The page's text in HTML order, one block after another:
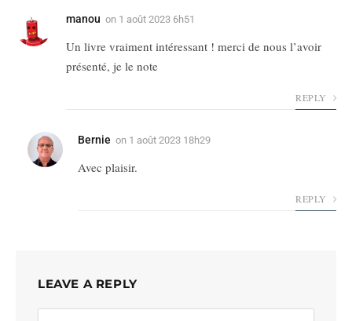
manou on 1 août 2023 6h51
Un livre vraiment intéressant ! merci de nous l’avoir
présenté, je le note
REPLY
Bernie on 1 août 2023 18h29
Avec plaisir.
REPLY
LEAVE A REPLY